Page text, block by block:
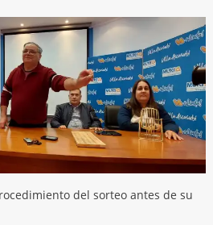
del sorteo antes de su